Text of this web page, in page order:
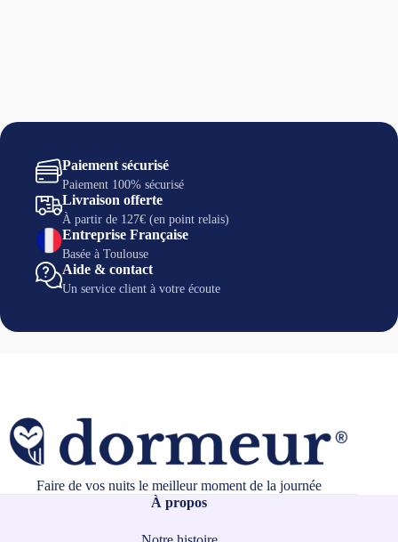
Paiement sécurisé
Paiement 100% sécurisé
Livraison offerte
À partir de 127€ (en point relais)
Entreprise Française
Basée à Toulouse
Aide & contact
Un service client à votre écoute
Faire de vos nuits le meilleur moment de la journée
À propos